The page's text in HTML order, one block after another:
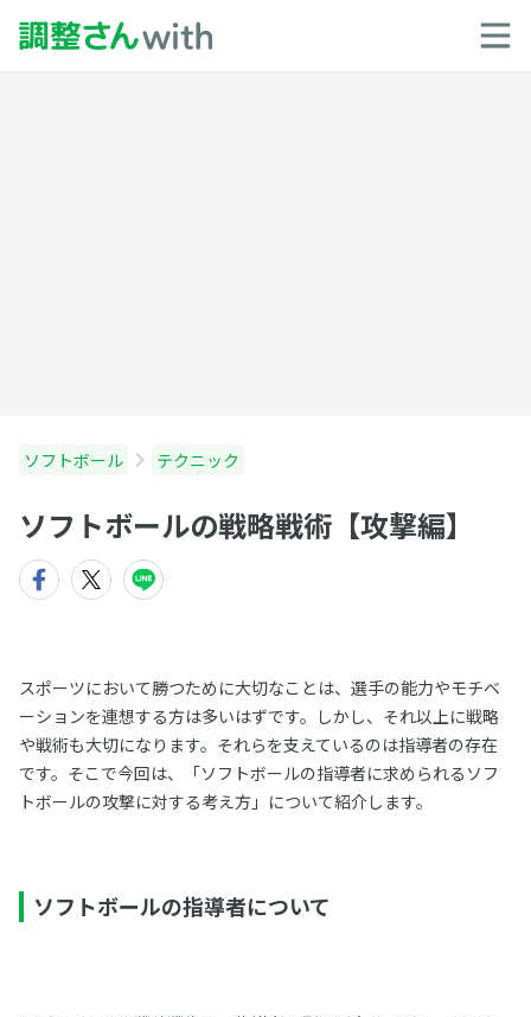
ソフトボール テクニック
ソフトボールの戦略戦術【攻撃編】
スポーツにおいて勝つために大切なことは、選手の能力やモチベ
ーションを連想する方は多いはずです。しかし、それ以上に戦略
や戦術も大切になります。それらを支えているのは指導者の存在
です。そこで今回は、「ソフトボールの指導者に求められるソフ
トボールの攻撃に対する考え方」について紹介します。
ソフトボールの指導者について